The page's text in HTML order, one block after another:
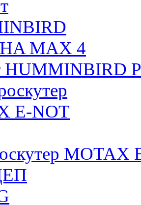
HUMMINBIRD